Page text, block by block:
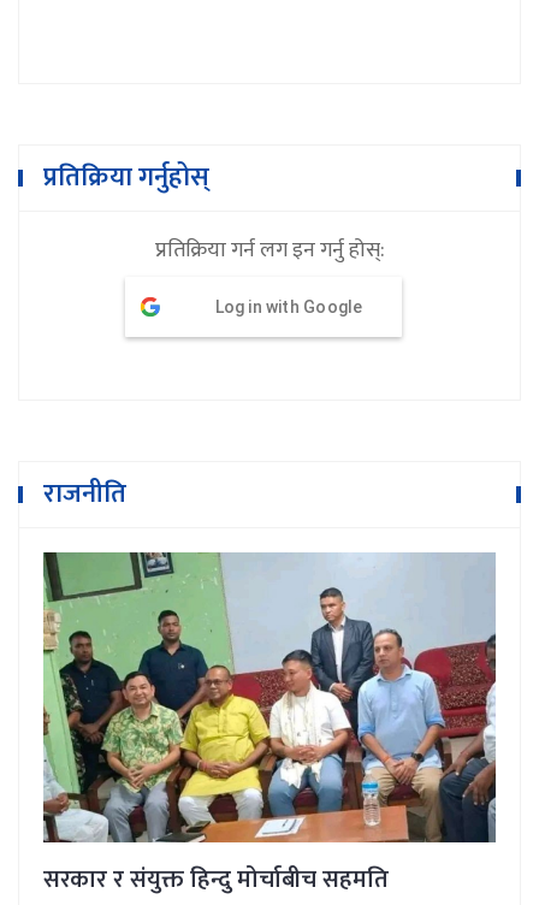
प्रतिक्रिया गर्नुहोस्
प्रतिक्रिया गर्न लग इन गर्नु होस्:
Log in with Google
राजनीति
सरकार र संयुक्त हिन्दु मोर्चाबीच सहमति